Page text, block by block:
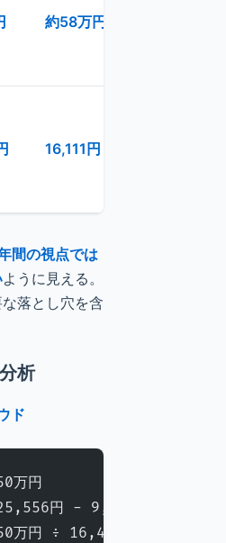
約58万円
16,111円
間の視点では
ように見える。
落とし穴を含
析
ド
万円
25,556円 - 9,150円 =
50万円 ÷ 16,406円 = 30.5ヶ